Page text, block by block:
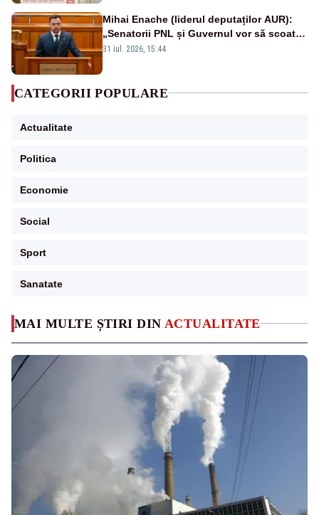
MAI MULTE ȘTIRI DIN ACTUALITATE
Mihai Enache (liderul deputaților AUR):
„Senatorii PNL și Guvernul vor să scoată
la vânzare bunuri publice pentru a stinge
31 iul. 2026, 15:44
CATEGORII POPULARE
Actualitate
Politica
Economie
Social
Sport
Sanatate